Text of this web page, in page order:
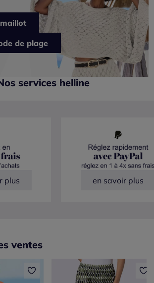
de plage
services helline
plus en savoir plus
ventes